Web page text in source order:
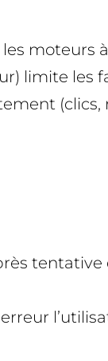
moteurs
limite les
(clics,
tentative